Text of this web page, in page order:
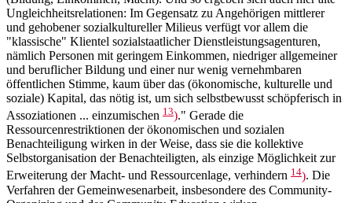
Ungleichheitsrelationen: Im Gegensatz zu Angehörigen mittlerer
und gehobener sozialkultureller Milieus verfügt vor allem die
"klassische" Klientel sozialstaatlicher Dienstleistungsagenturen,
nämlich Personen mit geringem Einkommen, niedriger allgemeiner
und beruflicher Bildung und einer nur wenig vernehmbaren
öffentlichen Stimme, kaum über das (ökonomische, kulturelle und
soziale) Kapital, das nötig ist, um sich selbstbewusst schöpferisch in
Assoziationen ... einzumischen 13)." Gerade die
Ressourcenrestriktionen der ökonomischen und sozialen
Benachteiligung wirken in der Weise, dass sie die kollektive
Selbstorganisation der Benachteiligten, als einzige Möglichkeit zur
Erweiterung der Macht- und Ressourcenlage, verhindern 14). Die
Verfahren der Gemeinwesenarbeit, insbesondere des Community-